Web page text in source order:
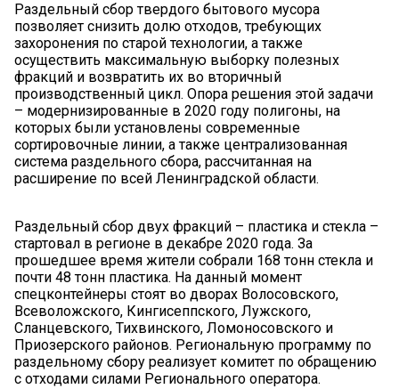
Раздельный сбор твердого бытового мусора
позволяет снизить долю отходов, требующих
захоронения по старой технологии, а также
осуществить максимальную выборку полезных
фракций и возвратить их во вторичный
производственный цикл. Опора решения этой задачи
– модернизированные в 2020 году полигоны, на
которых были установлены современные
сортировочные линии, а также централизованная
система раздельного сбора, рассчитанная на
расширение по всей Ленинградской области.
Раздельный сбор двух фракций – пластика и стекла –
стартовал в регионе в декабре 2020 года. За
прошедшее время жители собрали 168 тонн стекла и
почти 48 тонн пластика. На данный момент
спецконтейнеры стоят во дворах Волосовского,
Всеволожского, Кингисеппского, Лужского,
Сланцевского, Тихвинского, Ломоносовского и
Приозерского районов. Региональную программу по
раздельному сбору реализует комитет по обращению
с отходами силами Регионального оператора.